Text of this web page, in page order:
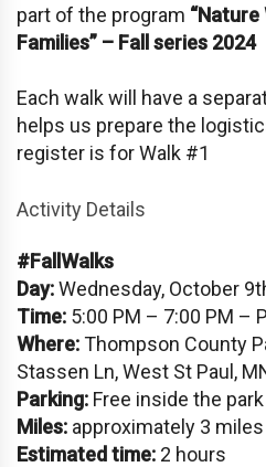
part of the program
Families” – Fall series 2024
Each walk will have a
helps us prepare the
register is for Walk #1
Activity Details
#FallWalks
Day:Wednesday, October
Time: 5:00 PM – 7:00 PM –
Where:Thompson County
Stassen Ln, West St Paul,
Parking: Free inside the park
Miles: approximately 3 miles
Estimated time: 2 hours